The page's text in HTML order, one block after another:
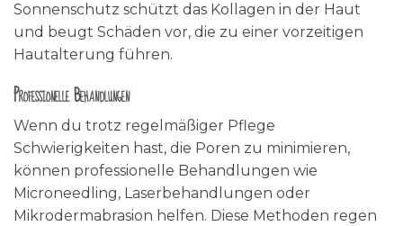
Sonnenschutz schützt das Kollagen in der Haut
und beugt Schäden vor, die zu einer vorzeitigen
Hautalterung führen.
Professionelle Behandlungen
Wenn du trotz regelmäßiger Pflege
Schwierigkeiten hast, die Poren zu minimieren,
können professionelle Behandlungen wie
Microneedling, Laserbehandlungen oder
Mikrodermabrasion helfen. Diese Methoden regen